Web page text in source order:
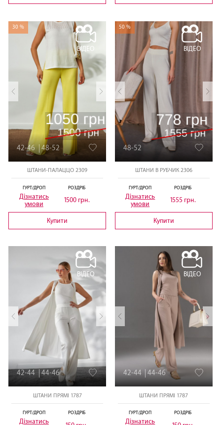
30 %
ВІДЕО
42-46 48-52
ШТАНИ-ПАЛАЦЦО 2309
ГУРТ/ДРОП
Дізнатись
умови
РОЗДРІБ
1500 грн.
Купити
50 %
ВІДЕО
48-52
ШТАНИ В РУБЧИК 2306
ГУРТ/ДРОП
Дізнатись
умови
РОЗДРІБ
1555 грн.
Купити
ВІДЕО
42-44 44-46
ШТАНИ ПРЯМІ 1787
ГУРТ/ДРОП
Дізнатись
РОЗДРІБ
ВІДЕО
42-44 44-46
ШТАНИ ПРЯМІ 1787
ГУРТ/ДРОП
Дізнатись
РОЗДРІБ